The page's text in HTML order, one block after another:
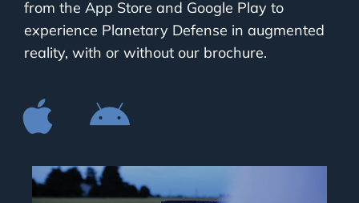
from the App Store and Google Play to
experience Planetary Defense in augmented
reality, with or without our brochure.